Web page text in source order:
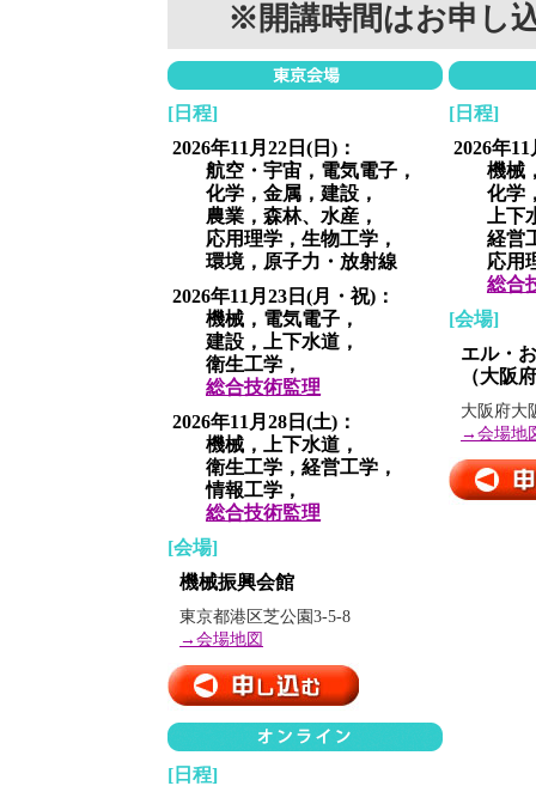
※開講時間はお申し
[日程]
2026年11月22日(日)：
航空・宇宙，電気電子，
化学，金属，建設，
農業，森林、水産，
応用理学，生物工学，
環境，原子力・放射線
2026年11月23日(月・祝)：
機械，電気電子，
建設，上下水道，
衛生工学，
総合技術監理
2026年11月28日(土)：
機械，上下水道，
衛生工学，経営工学，
情報工学，
総合技術監理
[会場]
機械振興会館
東京都港区芝公園3-5-8
→会場地図
[日程]
2026年
機械，
化学，
上下水
経営工
応用
総合
[会場]
エル・
（大阪
大阪府大
→会場地
[日程]